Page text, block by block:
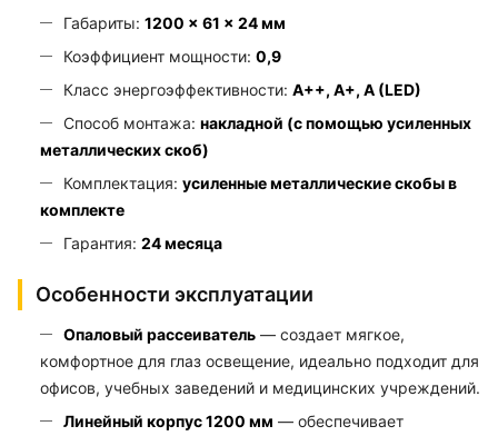
Габариты: 1200 × 61 × 24 мм
Коэффициент мощности: 0,9
Класс энергоэффективности: A++, A+, A (LED)
Способ монтажа: накладной (с помощью усиленных
металлических скоб)
Комплектация: усиленные металлические скобы в
комплекте
Гарантия: 24 месяца
Особенности эксплуатации
Опаловый рассеиватель — создает мягкое,
комфортное для глаз освещение, идеально подходит для
офисов, учебных заведений и медицинских учреждений.
Линейный корпус 1200 мм — обеспечивает